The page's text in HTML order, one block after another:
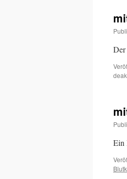
Der
Ein